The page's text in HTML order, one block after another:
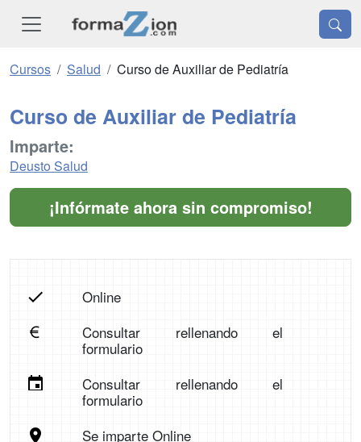
Cursos Salud Curso de Auxiliar de Pediatría
Curso de Auxiliar de Pediatría
Imparte:
Deusto Salud
¡Infórmate ahora sin compromiso!
Online
Consultar rellenando el
formulario
Consultar rellenando el
formulario
Se imparte Online